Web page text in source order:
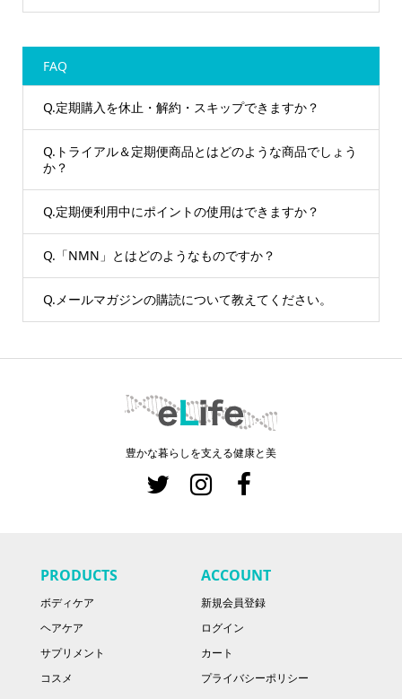
FAQ
Q.定期購入を休止・解約・スキップできますか？
Q.トライアル＆定期便商品とはどのような商品でしょう
か？
Q.定期便利用中にポイントの使用はできますか？
Q.「NMN」とはどのようなものですか？
Q.メールマガジンの購読について教えてください。
豊かな暮らしを支える健康と美
PRODUCTS
ボディケア
ヘアケア
サプリメント
コスメ
ACCOUNT
新規会員登録
ログイン
カート
プライバシーポリシー